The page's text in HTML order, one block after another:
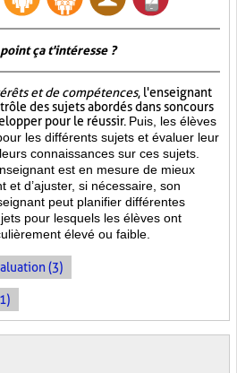
ça t'intéresse ?
et de compétences, l'enseignant
des sujets abordés dans son cours
pour le réussir. Puis, les élèves
les différents sujets et évaluer leur
connaissances sur ces sujets.
est en mesure de mieux
et d’ajuster, si nécessaire, son
peut planifier différentes
pour lesquels les élèves ont
élevé ou faible.
(3)